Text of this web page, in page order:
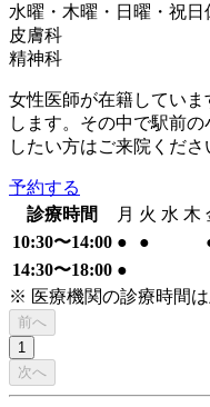
水曜・木曜・日曜・祝日
皮膚科
精神科
女性医師が在籍してい
します。その中で駅前
したい方はご来院くだ
予約する
診療時間
月 火 水 木
10:30〜14:00 ● ●
14:30〜18:00 ●
※ 医療機関の診療時間
前へ
1
次へ